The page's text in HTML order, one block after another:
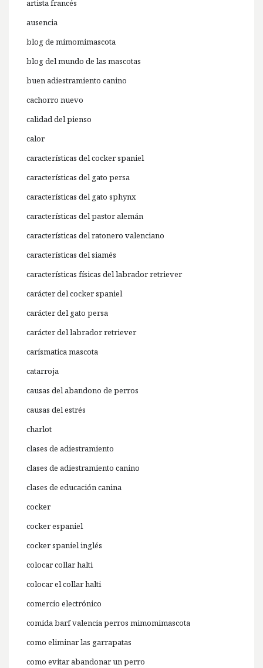
artista francés
ausencia
blog de mimomimascota
blog del mundo de las mascotas
buen adiestramiento canino
cachorro nuevo
calidad del pienso
calor
características del cocker spaniel
características del gato persa
características del gato sphynx
características del pastor alemán
características del ratonero valenciano
características del siamés
características físicas del labrador retriever
carácter del cocker spaniel
carácter del gato persa
carácter del labrador retriever
carísmatica mascota
catarroja
causas del abandono de perros
causas del estrés
charlot
clases de adiestramiento
clases de adiestramiento canino
clases de educación canina
cocker
cocker espaniel
cocker spaniel inglés
colocar collar halti
colocar el collar halti
comercio electrónico
comida barf valencia perros mimomimascota
como eliminar las garrapatas
como evitar abandonar un perro